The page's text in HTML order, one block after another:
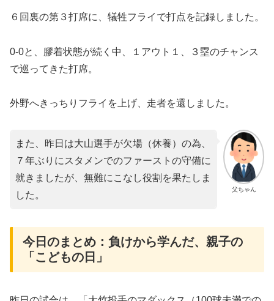
６回裏の第３打席に、犠牲フライで打点を記録しました。
0-0と、膠着状態が続く中、１アウト１、３塁のチャンス
で巡ってきた打席。
外野へきっちりフライを上げ、走者を還しました。
父ちゃん
また、昨日は大山選手が欠場（休養）の為、
７年ぶりにスタメンでのファーストの守備に
就きましたが、無難にこなし役割を果たしま
した。
​今日のまとめ：負けから学んだ、親子の
「こどもの日」